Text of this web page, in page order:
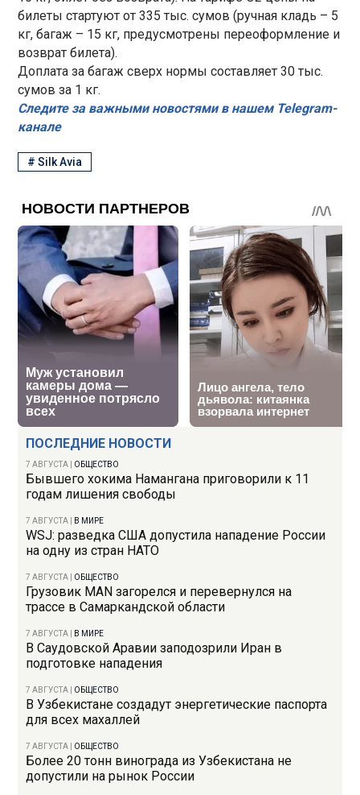
ПОСЛЕДНИЕ НОВОСТИ
7 АВГУСТА ОБЩЕСТВО
Бывшего хокима Намангана приговорили к 11
годам лишения свободы
7 АВГУСТА В МИРЕ
WSJ: разведка США допустила нападение России
на одну из стран НАТО
7 АВГУСТА ОБЩЕСТВО
Грузовик MAN загорелся и перевернулся на
трассе в Самаркандской области
7 АВГУСТА В МИРЕ
В Саудовской Аравии заподозрили Иран в
подготовке нападения
7 АВГУСТА ОБЩЕСТВО
В Узбекистане создадут энергетические паспорта
для всех махаллей
7 АВГУСТА ОБЩЕСТВО
Более 20 тонн винограда из Узбекистана не
допустили на рынок России
билеты стартуют от 335 тыс. сумов (ручная кладь – 5
кг, багаж – 15 кг, предусмотрены переоформление и
возврат билета).
Доплата за багаж сверх нормы составляет 30 тыс.
сумов за 1 кг.
Следите за важными новостями в нашем Telegram-
канале
#Silk Avia